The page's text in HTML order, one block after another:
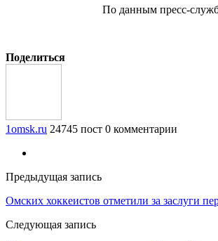
По данным пресс-
Поделиться
1omsk.ru 24745 пост 0 комментарии
Предыдущая запись
Омских хоккеистов отметили за заслуги
Следующая запись